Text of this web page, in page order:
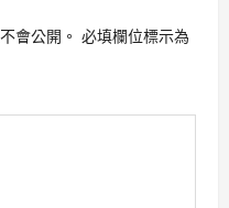
會公開。 必填欄位標示為